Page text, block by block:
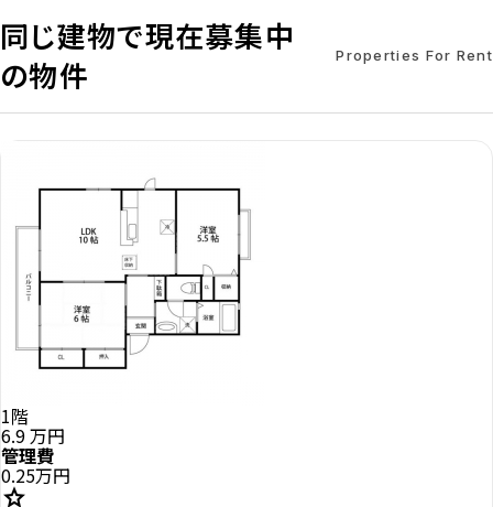
同じ建物で現在募集中
の物件
Properties For Rent
1階
6.9万円
管理費
0.25万円
star